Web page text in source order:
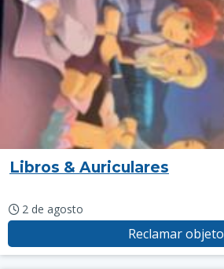
Libros & Auriculares
2 de agosto
Reclamar objeto